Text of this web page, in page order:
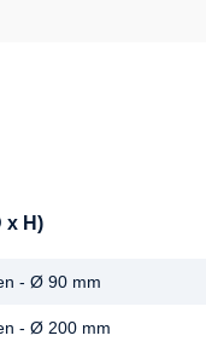
x H)
- Ø 90 mm
- Ø 200 mm